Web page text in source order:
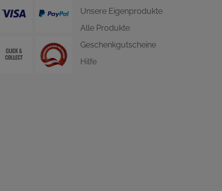
Unsere Eigenprodukte
Alle Produkte
Geschenkgutscheine
Hilfe